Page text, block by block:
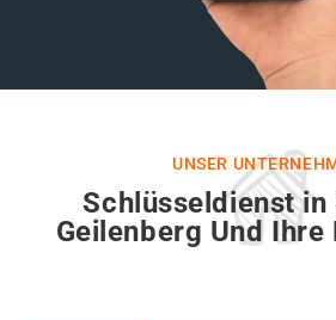
UNSER
Schlüsseldienst in
Geilenberg Und Ihre